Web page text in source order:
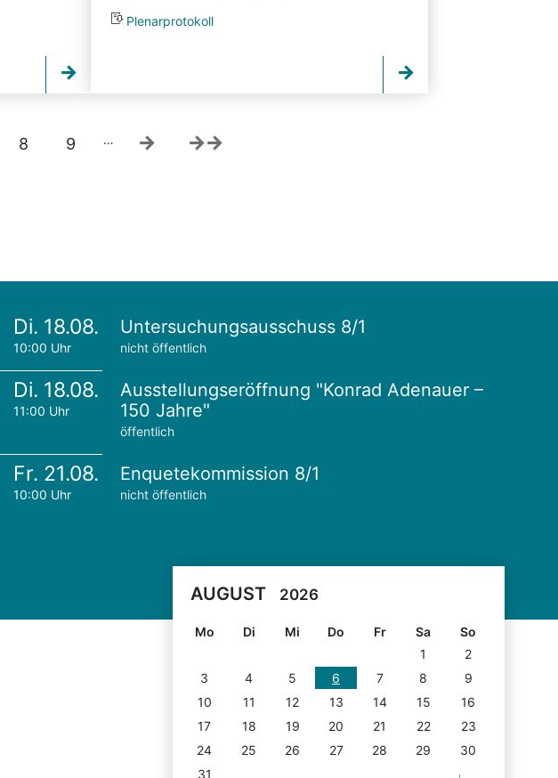
Plenarprotokoll
8 9 …
Di. 18.08.
10:00 Uhr
Untersuchungsausschuss 8/1
nicht öffentlich
Di. 18.08.
11:00 Uhr
Ausstellungseröffnung "Konrad Adenauer –
150 Jahre"
öffentlich
Fr. 21.08.
10:00 Uhr
Enquetekommission 8/1
nicht öffentlich
AUGUST 2026
Mo Di Mi Do Fr Sa
So
1
2
3
4 5 6 7 8
9
10
11 12 13 14 15
16
17
18 19 20 21 22
23
24
25 26 27 28 29
30
31